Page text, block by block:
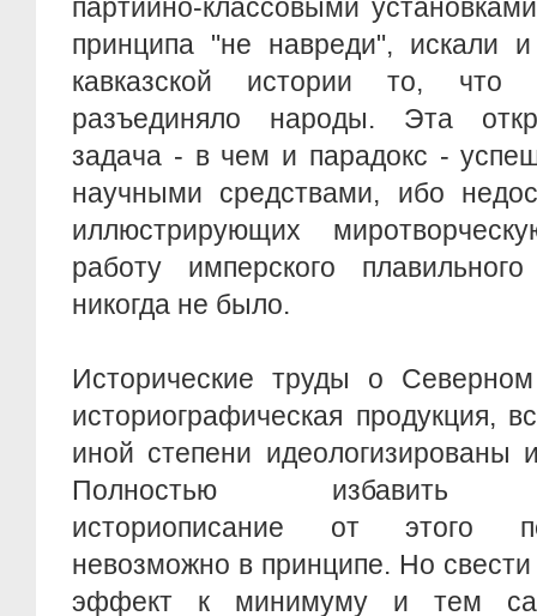
партийно-классовыми
принципа "не навреди", искали
кавказской истории то,
разъединяло народы. Эта
задача - в чем и парадокс -
научными средствами, ибо
иллюстрирующих
работу имперского
никогда не было.
Исторические труды о
историографическая продукция,
иной степени идеологизированы
Полностью избавить
историописание от этого
невозможно в принципе. Но свести
эффект к минимуму и тем